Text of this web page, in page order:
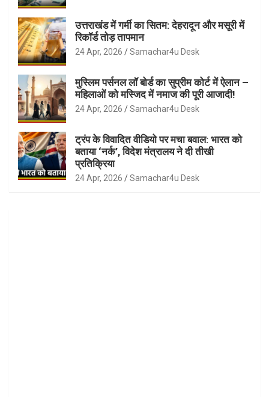
उत्तराखंड में गर्मी का सितम: देहरादून और मसूरी में
रिकॉर्ड तोड़ तापमान
24 Apr, 2026 Samachar4u Desk
मुस्लिम पर्सनल लॉ बोर्ड का सुप्रीम कोर्ट में ऐलान –
महिलाओं को मस्जिद में नमाज की पूरी आजादी!
24 Apr, 2026 Samachar4u Desk
ट्रंप के विवादित वीडियो पर मचा बवाल: भारत को
बताया ‘नर्क’, विदेश मंत्रालय ने दी तीखी
प्रतिक्रिया
24 Apr, 2026 Samachar4u Desk